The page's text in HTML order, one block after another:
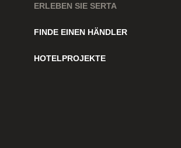
ERLEBEN SIE SERTA
FINDE EINEN HÄNDLER
HOTELPROJEKTE